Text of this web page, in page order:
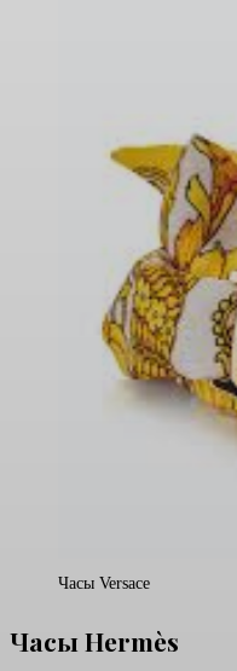
Часы Versace
Часы Hermès